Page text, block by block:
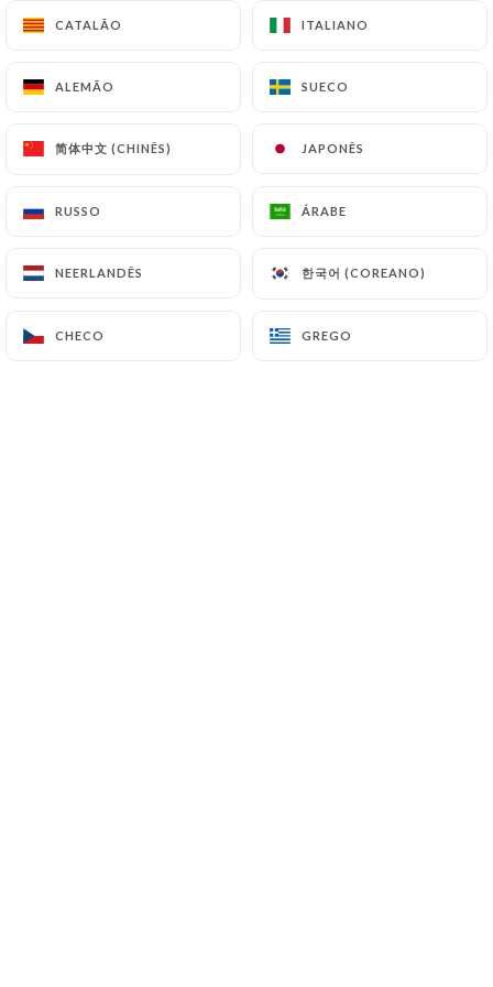
CATALÃO ITALIANO
ALEMÃO SUECO
简体中文 (CHINÊS) JAPONÊS
RUSSO ÁRABE
NEERLANDÊS 한국어 (COREANO)
CHECO GREGO
CATALÃO ITALIANO
ALEMÃO SUECO
简体中文 (CHINÊS) JAPONÊS
RUSSO ÁRABE
NEERLANDÊS 한국어 (COREANO)
CHECO GREGO